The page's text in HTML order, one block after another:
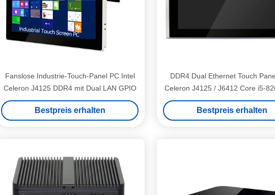
Fanslose Industrie-Touch-Panel PC Intel
Celeron J4125 DDR4 mit Dual LAN GPIO
Bestpreis erhalten
DDR4 Dual Ethernet Touch
Celeron J4125 / J6412 Core i5-
GPIO
Bestpreis erhalten